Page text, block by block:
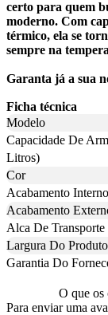
certo para quem
moderno. Com
térmico, ela se
sempre na
Garanta já a sua
Ficha técnica
Modelo
Capacidade De
Litros)
Cor
Acabamento Interno
Acabamento
Alca De Transporte
Largura Do
Garantia Do
O que os
Para enviar uma